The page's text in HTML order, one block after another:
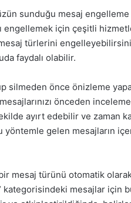
sunduğu mesaj
engellemek için çeşitli
türlerini
faydalı olabilir.
silmeden önce önizleme
önceden
ayırt edebilir ve zaman
yöntemle gelen mesajların
mesaj türünü otomatik
kategorisindeki mesajlar için